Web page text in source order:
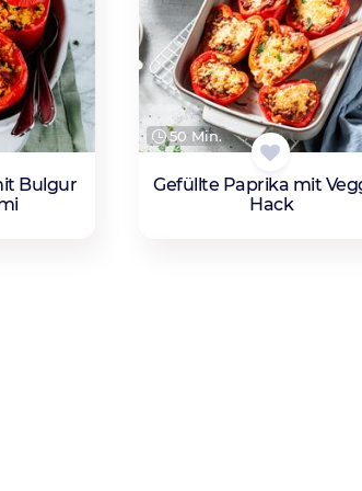
Bulgur
50 Min.
Gefüllte Paprika mit
Hack